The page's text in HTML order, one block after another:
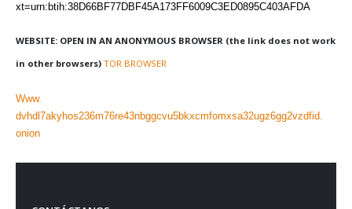
xt=urn:btih:38D66BF77DBF45A173FF6009C3ED0895C403AFDA
WEBSITE: OPEN IN AN ANONYMOUS BROWSER (the link does not work
in other browsers) TOR BROWSER
Www.
dvhdl7akyhos236m76re43nbggcvu5bkxcmfomxsa32ugz6gg2vzdfid.
onion